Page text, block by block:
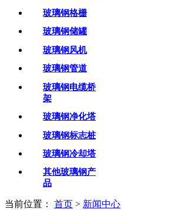
玻璃钢格栅
玻璃钢储罐
玻璃钢风机
玻璃钢管道
玻璃钢电缆桥
架
玻璃钢净化塔
玻璃钢标志桩
玻璃钢冷却塔
其他玻璃钢产
品
当前位置： 首页 > 新闻中心